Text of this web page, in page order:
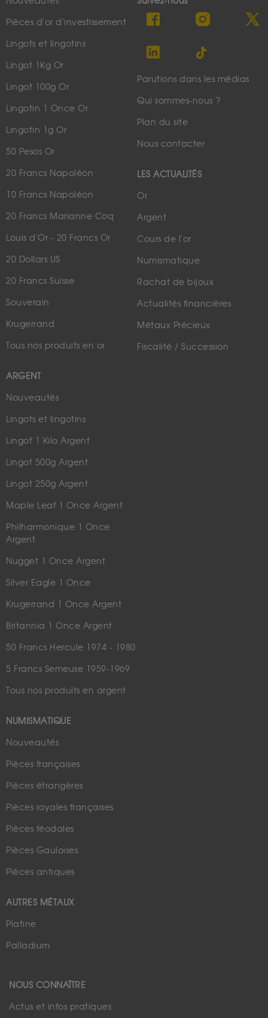
Pièces d'or d'investissement
Lingots et lingotins
Lingot 1Kg Or
Lingot 100g Or
Lingotin 1 Once Or
Lingotin 1g Or
50 Pesos Or
20 Francs Napoléon
10 Francs Napoléon
20 Francs Marianne Coq
Louis d'Or - 20 Francs Or
20 Dollars US
20 Francs Suisse
Souverain
Krugerrand
Tous nos produits en or
ARGENT
Nouveautés
Lingots et lingotins
Lingot 1 Kilo Argent
Lingot 500g Argent
Lingot 250g Argent
Maple Leaf 1 Once Argent
Philharmonique 1 Once
Argent
Nugget 1 Once Argent
Silver Eagle 1 Once
Krugerrand 1 Once Argent
Britannia 1 Once Argent
50 Francs Hercule 1974 - 1980
5 Francs Semeuse 1959-1969
Tous nos produits en argent
NUMISMATIQUE
Nouveautés
Pièces françaises
Pièces étrangères
Pièces royales françaises
Pièces féodales
Pièces Gauloises
Pièces antiques
AUTRES MÉTAUX
Platine
Palladium
NOUS CONNAÎTRE
Actus et infos pratiques
Parutions dans les médias
Qui sommes-nous ?
Plan du site
Nous contacter
LES ACTUALITÉS
Or
Argent
Cours de l'or
Numismatique
Rachat de bijoux
Actualités financières
Métaux Précieux
Fiscalité / Succession